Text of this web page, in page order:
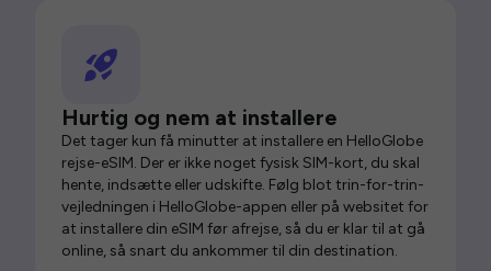
Hurtig og nem at installere
Det tager kun få minutter at installere en HelloGlobe
rejse-eSIM. Der er ikke noget fysisk SIM-kort, du skal
hente, indsætte eller udskifte. Følg blot trin-for-trin-
vejledningen i HelloGlobe-appen eller på websitet for
at installere din eSIM før afrejse, så du er klar til at gå
online, så snart du ankommer til din destination.